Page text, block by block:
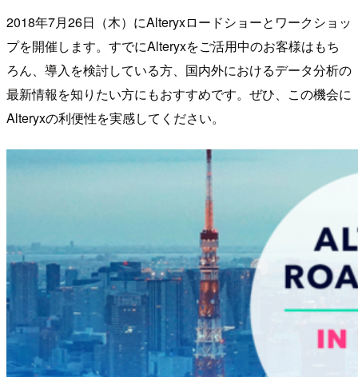
2018年7月26日（木）にAlteryxロードショーとワークショッ
プを開催します。すでにAlteryxをご活用中のお客様はもち
ろん、導入を検討している方、国内外におけるデータ分析の
最新情報を知りたい方にもおすすめです。ぜひ、この機会に
Alteryxの利便性を実感してください。